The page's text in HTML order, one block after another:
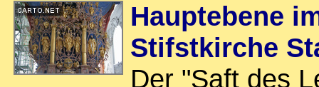
Hauptebene
Stifstkirche
Der "Saft des